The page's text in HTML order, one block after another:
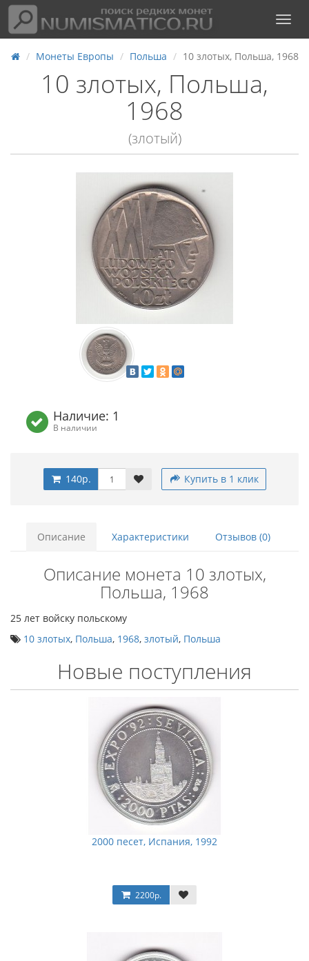
Монеты Европы Польша 10 злотых, Польша, 1968
10 злотых, Польша,
1968
(злотый)
Наличие: 1
В наличии
140р. Купить в 1 клик
Описание Характеристики Отзывов (0)
Описание монета 10 злотых,
Польша, 1968
25 лет войску польскому
10 злотых, Польша, 1968, злотый, Польша
Новые поступления
2000 песет, Испания, 1992
2200р.